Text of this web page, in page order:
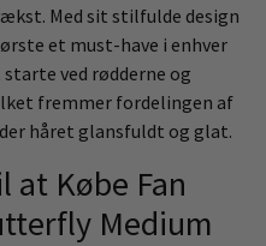
Med sit stilfulde design
et must-have i enhver
ved rødderne og
fremmer fordelingen af
håret glansfuldt og glat.
at Købe Fan
Medium